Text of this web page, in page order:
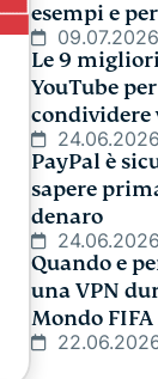
esempi e
09.07.2026
Le 9
YouTube
condividere
24.06.2026
PayPal è
sapere
denaro
24.06.2026
Quando e
una VPN
Mondo